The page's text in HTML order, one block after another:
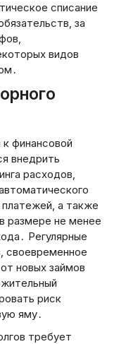
списание
за
видов
финансовой
внедрить
расходов‚
а также
размере не менее
Регулярные
своевременное
новых займов
риск
яму․
требует